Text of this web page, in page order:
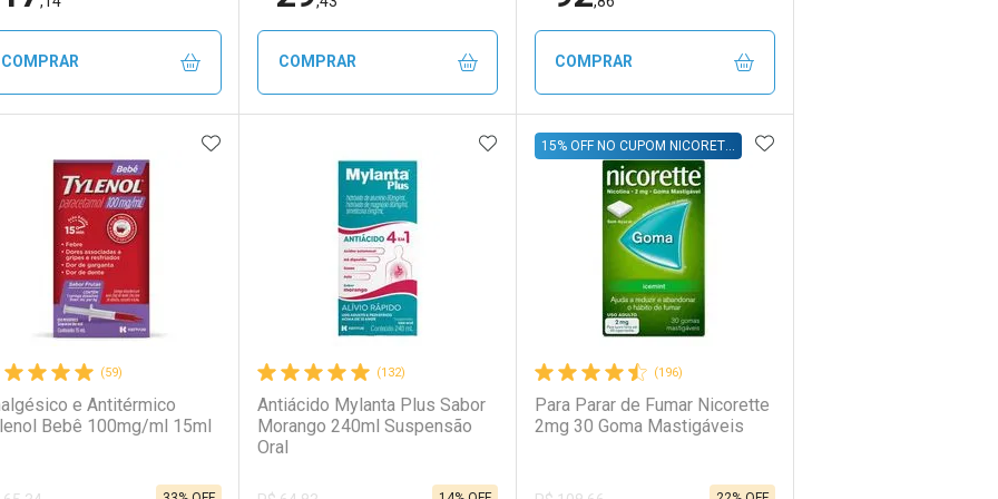
COMPRAR
FECHAR
FECHAR
Menos
COMPRAR
FECHAR
Laboratório
FECHAR
Por Menos
COMPRAR
FECHAR
Laboratório
FECHAR
Por Menos
(59)
e Antitérmico
Bebê 100mg/ml 15ml
ADICIONAR AOS FAVORITOS
(132)
Antiácido Mylanta Plus Sabor
Morango 240ml Suspensão
Oral
ADICIONAR AOS FAVORITOS
(196)
Para Parar de Fumar Nicorette
2mg 30 Goma Mastigáveis
15% OFF NO CUPOM NICORETTE15 ADICIONAR AOS